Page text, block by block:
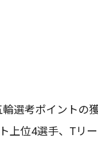
選考ポイントの
上位4選手、Tリ